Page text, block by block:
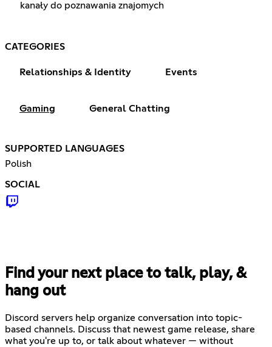
kanały do poznawania znajomych
CATEGORIES
Relationships & Identity Events
Gaming General Chatting
SUPPORTED LANGUAGES
Polish
SOCIAL
Find your next place to talk, play, &
hang out
Discord servers help organize conversation into topic-
based channels. Discuss that newest game release, share
what you're up to, or talk about whatever — without